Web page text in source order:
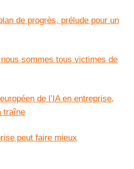
de progrès, prélude pour un
sommes tous victimes de
de l’IA en entreprise,
traîne
peut faire mieux